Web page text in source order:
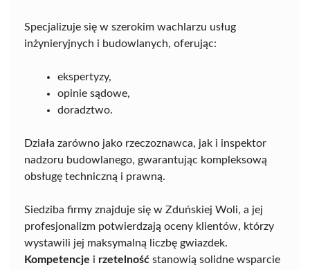
Specjalizuje się w szerokim wachlarzu usług
inżynieryjnych i budowlanych, oferując:
ekspertyzy,
opinie sądowe,
doradztwo.
Działa zarówno jako rzeczoznawca, jak i inspektor
nadzoru budowlanego, gwarantując kompleksową
obsługę techniczną i prawną.
Siedziba firmy znajduje się w Zduńskiej Woli, a jej
profesjonalizm potwierdzają oceny klientów, którzy
wystawili jej maksymalną liczbę gwiazdek.
Kompetencje i rzetelność stanowią solidne wsparcie